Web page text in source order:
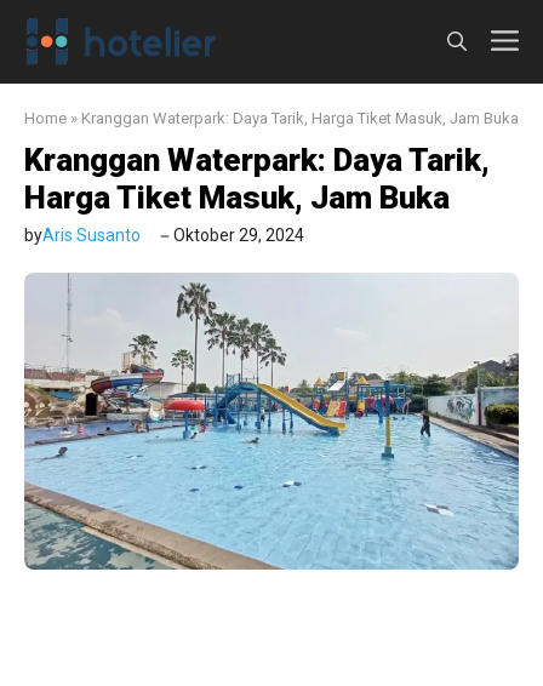
Langsung
Home » Kranggan Waterpark: Daya Tarik, Harga Tiket Masuk, Jam Buka
Kranggan Waterpark: Daya Tarik,
Harga Tiket Masuk, Jam Buka
byAris Susanto Oktober 29, 2024